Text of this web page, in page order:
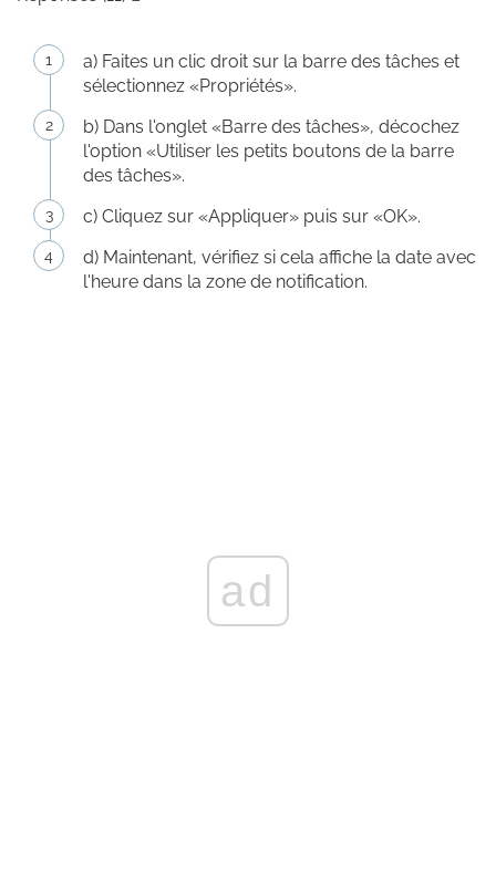
a) Faites un clic droit sur la barre des tâches et
sélectionnez «Propriétés».
b) Dans l'onglet «Barre des tâches», décochez
l'option «Utiliser les petits boutons de la barre
des tâches».
c) Cliquez sur «Appliquer» puis sur «OK».
d) Maintenant, vérifiez si cela affiche la date avec
l'heure dans la zone de notification.
ad